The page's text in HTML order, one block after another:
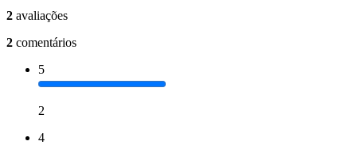
2 avaliações
2 comentários
5
2
4